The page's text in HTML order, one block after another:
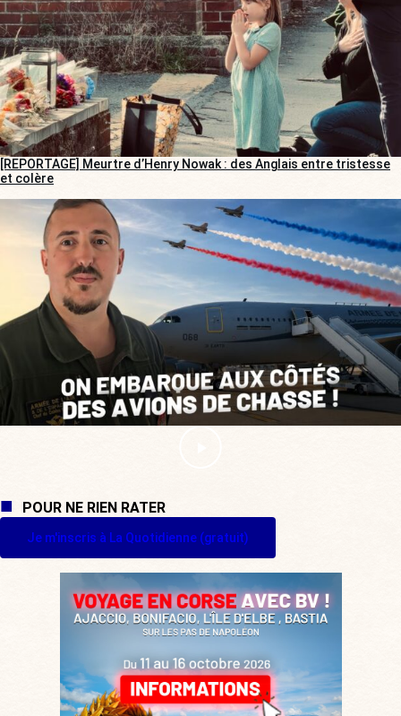
[REPORTAGE] Meurtre d’Henry Nowak : des Anglais entre tristesse
et colère
POUR NE RIEN RATER
Je m'inscris à La Quotidienne (gratuit)